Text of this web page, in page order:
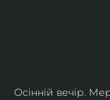
Осінній вечір.